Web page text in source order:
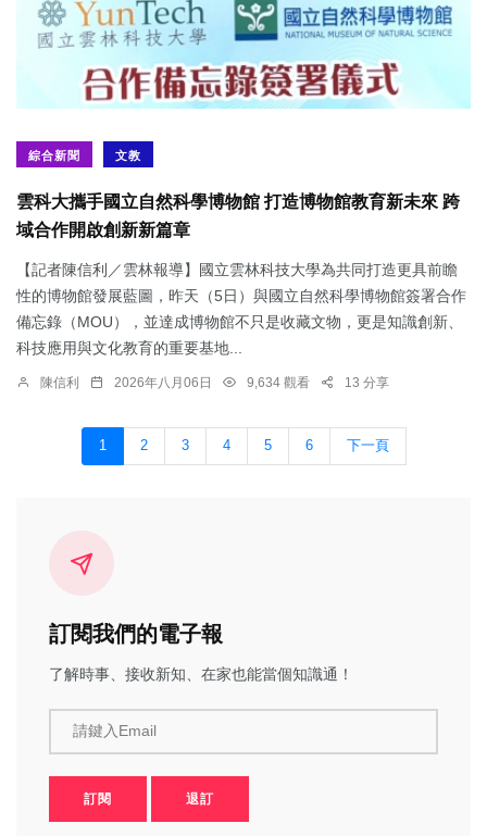
綜合新聞 文教
雲科大攜手國立自然科學博物館 打造博物館教育新未來 跨
域合作開啟創新新篇章
【記者陳信利／雲林報導】國立雲林科技大學為共同打造更具前瞻
性的博物館發展藍圖，昨天（5日）與國立自然科學博物館簽署合作
備忘錄（MOU），並達成博物館不只是收藏文物，更是知識創新、
科技應用與文化教育的重要基地...
陳信利 2026年八月06日 9,634 觀看 13 分享
1 2 3 4 5 6 下一頁
訂閱我們的電子報
了解時事、接收新知、在家也能當個知識通！
請鍵入Email
訂閱 退訂